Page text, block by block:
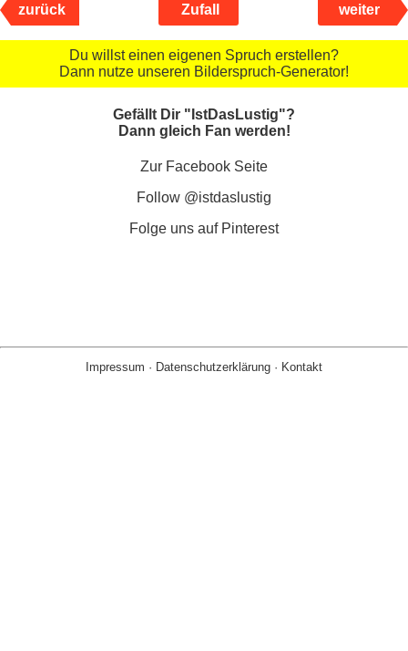
zurück Zufall weiter
Du willst einen eigenen Spruch erstellen?
Dann nutze unseren Bilderspruch-Generator!
Gefällt Dir "IstDasLustig"?
Dann gleich Fan werden!
Zur Facebook Seite
Follow @istdaslustig
Folge uns auf Pinterest
Impressum · Datenschutzerklärung · Kontakt